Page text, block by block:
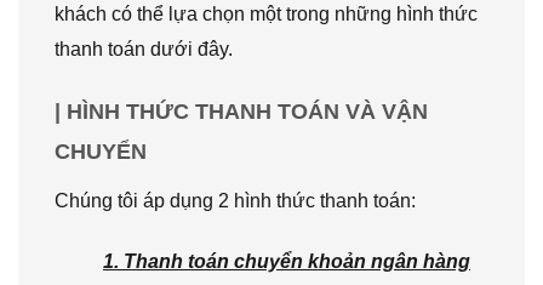
khách có thể lựa chọn một trong những hình thức
thanh toán dưới đây.
| HÌNH THỨC THANH TOÁN VÀ VẬN
CHUYỂN
Chúng tôi áp dụng 2 hình thức thanh toán:
1. Thanh toán chuyển khoản ngân hàng